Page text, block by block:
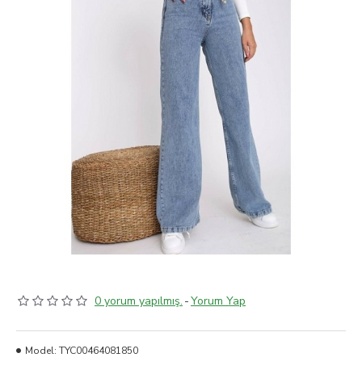
0 yorum yapılmış. -Yorum Yap
Model: TYC00464081850